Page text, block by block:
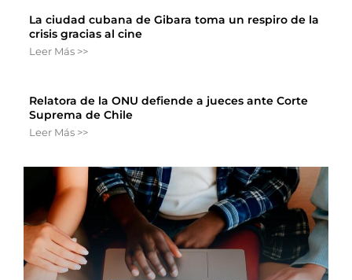
La ciudad cubana de Gibara toma un respiro de la
crisis gracias al cine
Leer Más >>
Relatora de la ONU defiende a jueces ante Corte
Suprema de Chile
Leer Más >>